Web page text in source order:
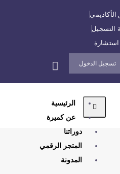
الأكاديمي
التسجيل
تسجيل الدخول
الرئيسية
عن كميرة
دوراتنا
المتجر الرقمي
المدونة